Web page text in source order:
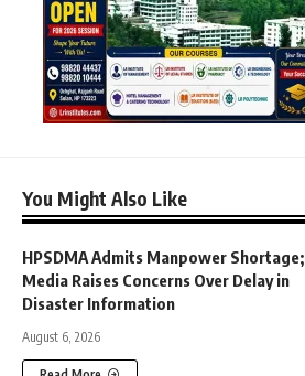
You Might Also Like
HPSDMA Admits Manpower Shortage;
Media Raises Concerns Over Delay in
Disaster Information
August 6, 2026